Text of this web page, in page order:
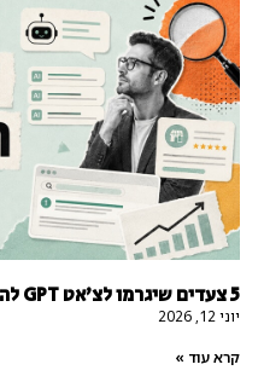
5 צעדים שיגרמו לצ'אט GPT להמליץ על העסק שלכם
יוני 12, 2026
קרא עוד »